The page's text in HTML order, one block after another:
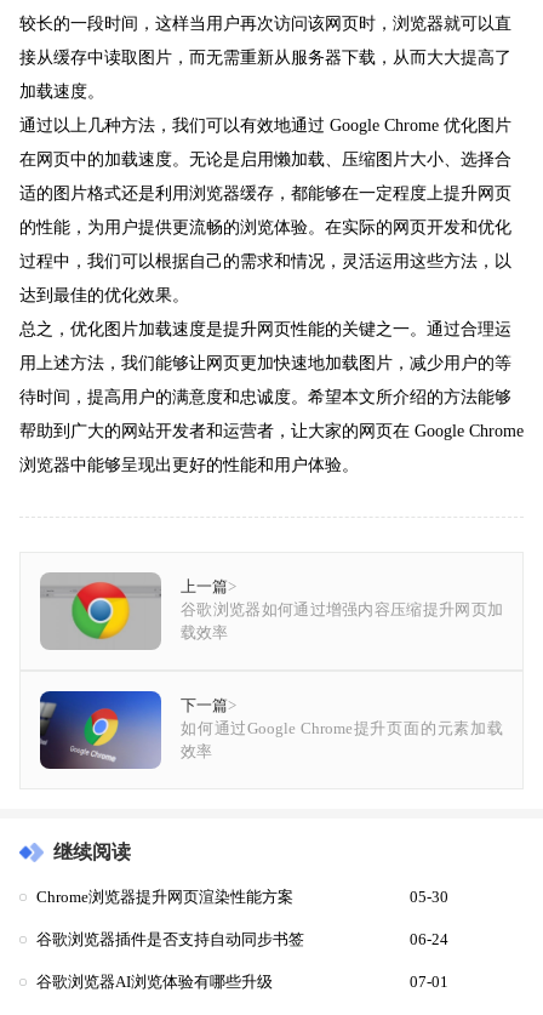
较长的一段时间，这样当用户再次访问该网页时，浏览器就可以直
接从缓存中读取图片，而无需重新从服务器下载，从而大大提高了
加载速度。
通过以上几种方法，我们可以有效地通过 Google Chrome 优化图片
在网页中的加载速度。无论是启用懒加载、压缩图片大小、选择合
适的图片格式还是利用浏览器缓存，都能够在一定程度上提升网页
的性能，为用户提供更流畅的浏览体验。在实际的网页开发和优化
过程中，我们可以根据自己的需求和情况，灵活运用这些方法，以
达到最佳的优化效果。
总之，优化图片加载速度是提升网页性能的关键之一。通过合理运
用上述方法，我们能够让网页更加快速地加载图片，减少用户的等
待时间，提高用户的满意度和忠诚度。希望本文所介绍的方法能够
帮助到广大的网站开发者和运营者，让大家的网页在 Google Chrome
浏览器中能够呈现出更好的性能和用户体验。
上一篇>
谷歌浏览器如何通过增强内容压缩提升网页加
载效率
下一篇>
如何通过Google Chrome提升页面的元素加载
效率
继续阅读
Chrome浏览器提升网页渲染性能方案 05-30
谷歌浏览器插件是否支持自动同步书签 06-24
谷歌浏览器AI浏览体验有哪些升级 07-01